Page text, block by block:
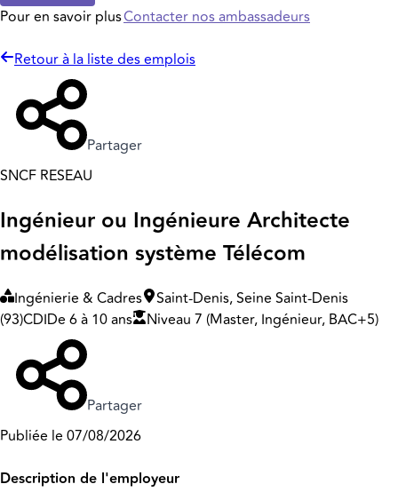
Pour en savoir plusContacter nos ambassadeurs
Retour à la liste des emplois
Partager
SNCF RESEAU
Ingénieur ou Ingénieure Architecte
modélisation système Télécom
Ingénierie & Cadres
Saint-Denis, Seine Saint-Denis
(93)CDIDe 6 à 10 ans Niveau 7 (Master, Ingénieur, BAC+5)
Partager
Publiée le 07/08/2026
Description de l'employeur